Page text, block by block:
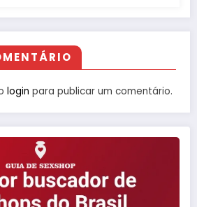
login para publicar um comentário.